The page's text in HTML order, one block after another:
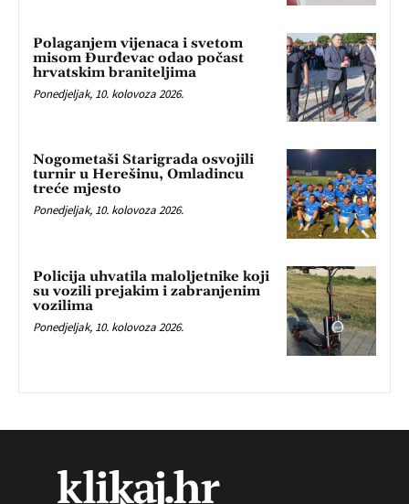
Polaganjem vijenaca i svetom
misom Đurđevac odao počast
hrvatskim braniteljima
Ponedjeljak, 10. kolovoza 2026.
Nogometaši Starigrada osvojili
turnir u Herešinu, Omladincu
treće mjesto
Ponedjeljak, 10. kolovoza 2026.
Policija uhvatila maloljetnike koji
su vozili prejakim i zabranjenim
vozilima
Ponedjeljak, 10. kolovoza 2026.